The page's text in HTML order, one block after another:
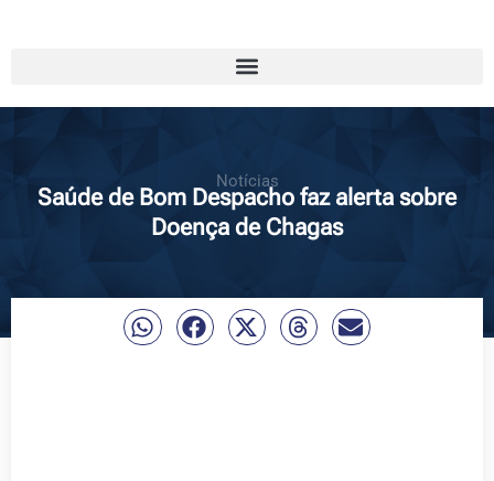
Notícias
Saúde de Bom Despacho faz alerta sobre
Doença de Chagas